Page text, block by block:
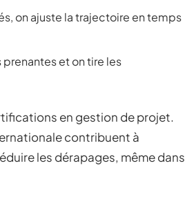
on ajuste la trajectoire en temps
et on tire les
en gestion de projet.
contribuent à
les dérapages, même dans